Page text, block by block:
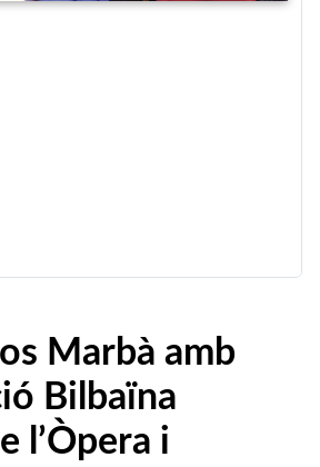
Marbà amb
Bilbaïna
l’Òpera i